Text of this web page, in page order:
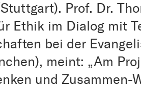
Prof. Dr.
Ethik im Dialog mit
bei der
meint: „Am
und Zusammen-